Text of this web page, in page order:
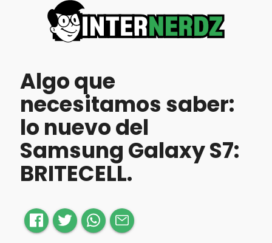
Algo que
necesitamos saber:
lo nuevo del
Samsung Galaxy S7:
BRITECELL.